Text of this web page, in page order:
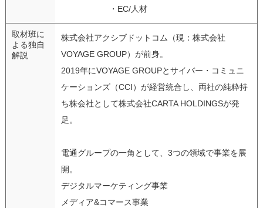
・EC/人材
取材班に
よる独自
解説
株式会社アクシブドットコム（現：株式会社
VOYAGE GROUP）が前身。
2019年にVOYAGE GROUPとサイバー・コミュニ
ケーションズ（CCI）が経営統合し、両社の純粋持
ち株会社として株式会社CARTA HOLDINGSが発
足。
電通グループの一角として、3つの領域で事業を展
開。
デジタルマーケティング事業
メディア&コマース事業